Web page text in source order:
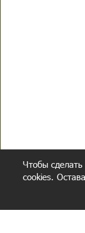
Чтобы сделать
cookies.